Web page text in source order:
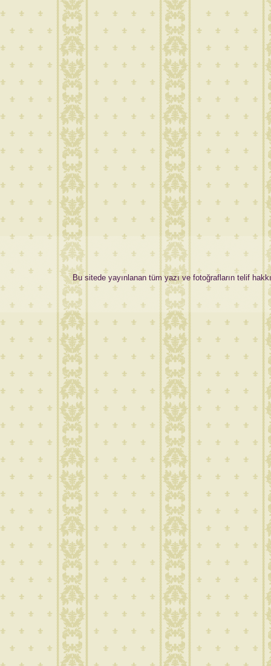
Bu sitede yayınlanan tüm yazı ve fotoğrafların telif